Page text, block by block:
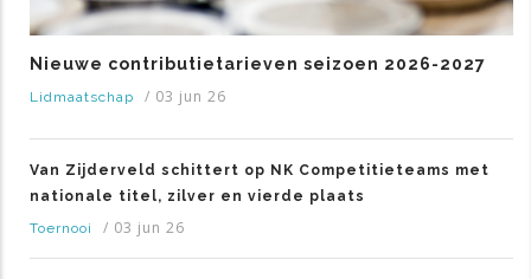
Nieuwe contributietarieven seizoen 2026-2027
Lidmaatschap / 03 jun 26
Van Zijderveld schittert op NK Competitieteams met
nationale titel, zilver en vierde plaats
Toernooi
/ 03 jun 26